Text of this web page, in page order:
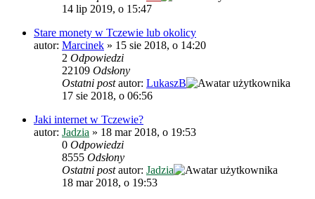
14 lip 2019, o 15:47
Stare monety w Tczewie lub okolicy
autor: Marcinek » 15 sie 2018, o 14:20
2 Odpowiedzi
22109 Odsłony
Ostatni postautor: LukaszB
17 sie 2018, o 06:56
Jaki internet w Tczewie?
autor: Jadzia » 18 mar 2018, o 19:53
0 Odpowiedzi
8555 Odsłony
Ostatni postautor: Jadzia
18 mar 2018, o 19:53